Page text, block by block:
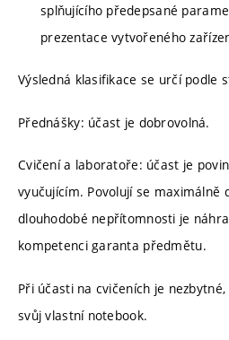
splňujícího předepsané
prezentace vytvořeného
Výsledná klasifikace se určí podle
Přednášky: účast je dobrovolná.
Cvičení a laboratoře: účast je
vyučujícím. Povolují se maximálně
dlouhodobé nepřítomnosti je
kompetenci garanta předmětu.
Při účasti na cvičeních je
svůj vlastní notebook.